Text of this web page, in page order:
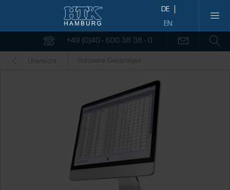
+49 (0)40 - 600 38 38 - 0
Übersicht Software Gasanalyse